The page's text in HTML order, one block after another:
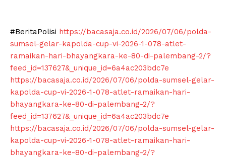
#BeritaPolisi https://bacasaja.co.id/2026/07/06/polda-
sumsel-gelar-kapolda-cup-vi-2026-1-078-atlet-
ramaikan-hari-bhayangkara-ke-80-di-palembang-2/?
feed_id=137627&_unique_id=6a4ac203bdc7e
https://bacasaja.co.id/2026/07/06/polda-sumsel-gelar-
kapolda-cup-vi-2026-1-078-atlet-ramaikan-hari-
bhayangkara-ke-80-di-palembang-2/?
feed_id=137627&_unique_id=6a4ac203bdc7e
https://bacasaja.co.id/2026/07/06/polda-sumsel-gelar-
kapolda-cup-vi-2026-1-078-atlet-ramaikan-hari-
bhayangkara-ke-80-di-palembang-2/?